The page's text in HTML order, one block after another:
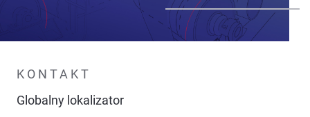
KONTAKT
Globalny lokalizator